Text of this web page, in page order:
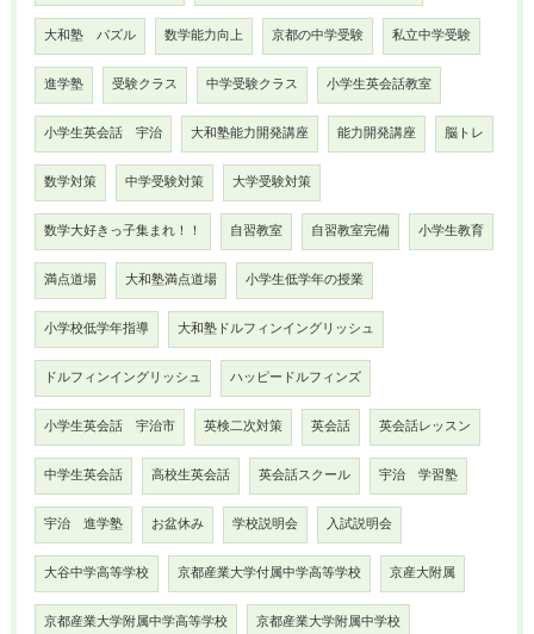
大和塾 パズル 数学能力向上 京都の中学受験 私立中学受験
進学塾 受験クラス 中学受験クラス 小学生英会話教室
小学生英会話 宇治 大和塾能力開発講座 能力開発講座 脳トレ
数学対策 中学受験対策 大学受験対策
数学大好きっ子集まれ！！ 自習教室 自習教室完備 小学生教育
満点道場 大和塾満点道場 小学生低学年の授業
小学校低学年指導 大和塾ドルフィンイングリッシュ
ドルフィンイングリッシュ ハッピードルフィンズ
小学生英会話 宇治市 英検二次対策 英会話 英会話レッスン
中学生英会話 高校生英会話 英会話スクール 宇治 学習塾
宇治 進学塾 お盆休み 学校説明会 入試説明会
大谷中学高等学校 京都産業大学付属中学高等学校 京産大附属
京都産業大学附属中学高等学校 京都産業大学附属中学校